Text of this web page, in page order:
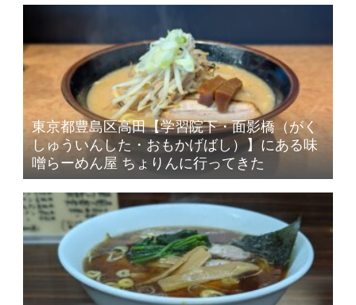
東京都豊島区高田【学習院下・面影橋（がく
しゅういんした・おもかげばし）】にある味
噌らーめん屋 ちょりんに行ってきた